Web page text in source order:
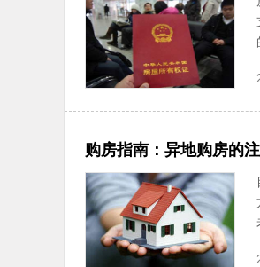
购房指南：异地购房的